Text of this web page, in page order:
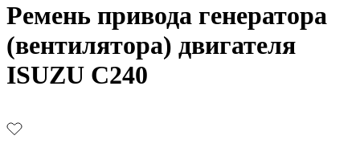
Ремень привода генератора
(вентилятора) двигателя
ISUZU C240